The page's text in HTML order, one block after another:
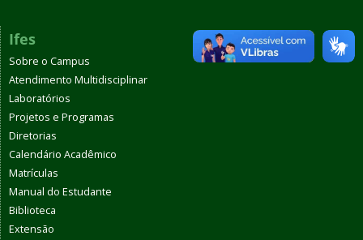
Ifes
Sobre o Campus
Atendimento Multidisciplinar
Laboratórios
Projetos e Programas
Diretorias
Calendário Acadêmico
Matrículas
Manual do Estudante
Biblioteca
Extensão